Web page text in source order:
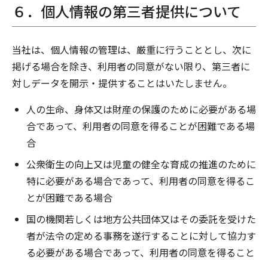
６．個人情報の第三者提供について
当社は、個人情報の管理は、厳重に行うこととし、次に
掲げる場合を除き、利用者の同意がない限り、第三者に
対しデータを開示・提供することはいたしません。
人の生命、身体又は財産の保護のために必要がある場
合であって、利用者の同意を得ることが困難である場
合
公衆衛生の向上又は児童の健全な育成の推進のために
特に必要がある場合であって、利用者の同意を得るこ
とが困難である場合
国の機関若しくは地方公共団体又はその委託を受けた
者が法令の定める事務を遂行することに対して協力す
る必要がある場合であって、利用者の同意を得ること